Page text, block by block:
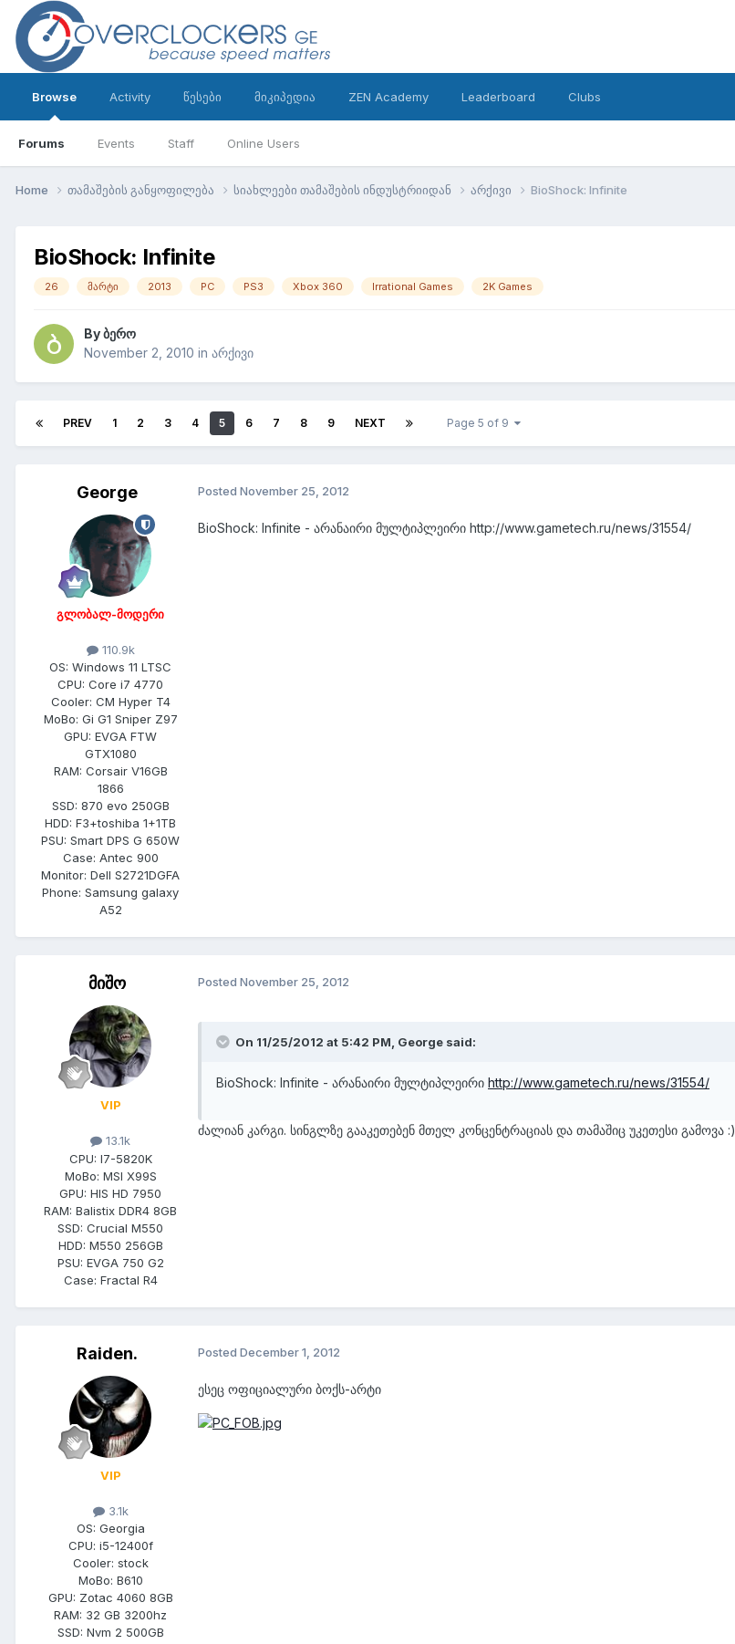
Browse
Forums Events Staff Online Users
Activity წესები მიკიპედია ZEN Academy Leaderboard Clubs
Home თამაშების განყოფილება სიახლეები თამაშების ინდუსტრიიდან არქივი BioShock: Infinite
BioShock: Infinite
26 მარტი 2013 PC PS3 Xbox 360 Irrational Games 2K Games
Byბერო
November 2, 2010 in არქივი
PREV 1 2 3 4 5 6 7 8 9 NEXT Page 5 of 9
George
გლობალ-მოდერი
110.9k
OS: Windows 11 LTSC
CPU: Core i7 4770
Cooler: CM Hyper T4
MoBo: Gi G1 Sniper Z97
GPU: EVGA FTW
GTX1080
RAM: Corsair V16GB
1866
SSD: 870 evo 250GB
HDD: F3+toshiba 1+1TB
PSU: Smart DPS G 650W
Case: Antec 900
Monitor: Dell S2721DGFA
Phone: Samsung galaxy
A52
Posted November 25, 2012
BioShock: Infinite - არანაირი მულტიპლეირი http://www.gametech.ru/news/31554/
მიშო
VIP
13.1k
CPU: I7-5820K
MoBo: MSI X99S
GPU: HIS HD 7950
RAM: Balistix DDR4 8GB
SSD: Crucial M550
HDD: M550 256GB
PSU: EVGA 750 G2
Case: Fractal R4
Posted November 25, 2012
On 11/25/2012 at 5:42 PM, George said:
BioShock: Infinite - არანაირი მულტიპლეირი http://www.gametech.ru/news/31554/
ძალიან კარგი. სინგლზე გააკეთებენ მთელ კონცენტრაციას და თამაშიც უკეთესი გამოვა :)
Raiden.
VIP
3.1k
OS: Georgia
CPU: i5-12400f
Cooler: stock
MoBo: B610
GPU: Zotac 4060 8GB
RAM: 32 GB 3200hz
SSD: Nvm 2 500GB
Posted December 1, 2012
ესეც ოფიციალური ბოქს-არტი